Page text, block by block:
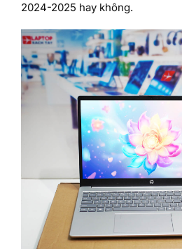
2024-2025 hay không.